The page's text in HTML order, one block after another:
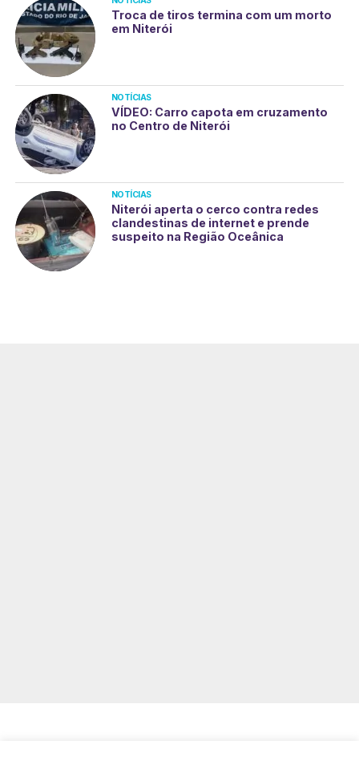
Troca de tiros termina com um morto
em Niterói
NOTÍCIAS
VÍDEO: Carro capota em cruzamento
no Centro de Niterói
NOTÍCIAS
Niterói aperta o cerco contra redes
clandestinas de internet e prende
suspeito na Região Oceânica